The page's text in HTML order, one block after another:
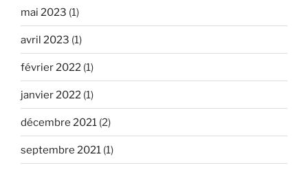
mai 2023 (1)
avril 2023 (1)
février 2022 (1)
janvier 2022 (1)
décembre 2021 (2)
septembre 2021 (1)